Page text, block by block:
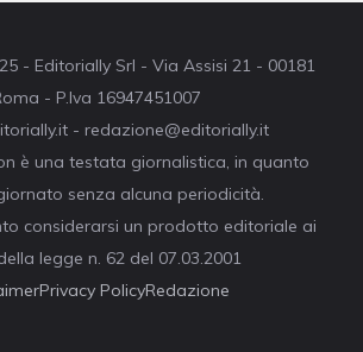
- Editorially Srl - Via Assisi 21 - 00181
- P.Iva 16947451007
- redazione@editorially.it
è una testata giornalistica, in quanto
senza alcuna periodicità.
considerarsi un prodotto editoriale ai
legge n. 62 del 07.03.2001
Privacy PolicyRedazione